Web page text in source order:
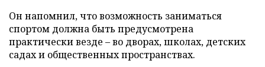
Он напомнил, что возможность заниматься
спортом должна быть предусмотрена
практически везде – во дворах, школах, детских
садах и общественных пространствах.